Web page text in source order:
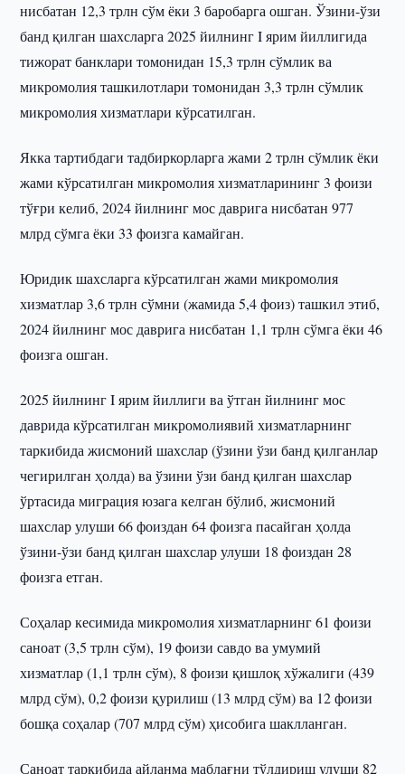
нисбатан 12,3 трлн сўм ёки 3 баробарга ошган. Ўзини-ўзи
банд қилган шахсларга 2025 йилнинг I ярим йиллигида
тижорат банклари томонидан 15,3 трлн сўмлик ва
микромолия ташкилотлари томонидан 3,3 трлн сўмлик
микромолия хизматлари кўрсатилган.
Якка тартибдаги тадбиркорларга жами 2 трлн сўмлик ёки
жами кўрсатилган микромолия хизматларининг 3 фоизи
тўғри келиб, 2024 йилнинг мос даврига нисбатан 977
млрд сўмга ёки 33 фоизга камайган.
Юридик шахсларга кўрсатилган жами микромолия
хизматлар 3,6 трлн сўмни (жамида 5,4 фоиз) ташкил этиб,
2024 йилнинг мос даврига нисбатан 1,1 трлн сўмга ёки 46
фоизга ошган.
2025 йилнинг I ярим йиллиги ва ўтган йилнинг мос
даврида кўрсатилган микромолиявий хизматларнинг
таркибида жисмоний шахслар (ўзини ўзи банд қилганлар
чегирилган ҳолда) ва ўзини ўзи банд қилган шахслар
ўртасида миграция юзага келган бўлиб, жисмоний
шахслар улуши 66 фоиздан 64 фоизга пасайган ҳолда
ўзини-ўзи банд қилган шахслар улуши 18 фоиздан 28
фоизга етган.
Соҳалар кесимида микромолия хизматларнинг 61 фоизи
саноат (3,5 трлн сўм), 19 фоизи савдо ва умумий
хизматлар (1,1 трлн сўм), 8 фоизи қишлоқ хўжалиги (439
млрд сўм), 0,2 фоизи қурилиш (13 млрд сўм) ва 12 фоизи
бошқа соҳалар (707 млрд сўм) ҳисобига шаклланган.
Саноат таркибида айланма маблағни тўлдириш улуши 82